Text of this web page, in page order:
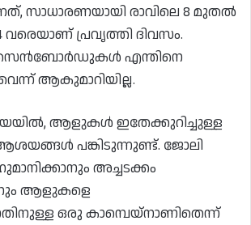
സാധാരണയായി രാവിലെ 8 മുതൽ
പ്രവൃത്തി ദിവസം.
എന്തിനെ
ആകുമാറിയില്ല.
ആളുകൾ ഇതേക്കുറിച്ചുള്ള
പങ്കിടുന്നുണ്ട്. ജോലി
അച്ചടക്കം
ആളുകളെ
ഒരു കാമ്പെയ്‌നാണിതെന്ന്